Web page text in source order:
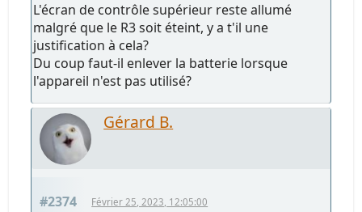
L'écran de contrôle supérieur reste allumé
malgré que le R3 soit éteint, y a t'il une
justification à cela?
Du coup faut-il enlever la batterie lorsque
l'appareil n'est pas utilisé?
Gérard B.
#2374 Février 25, 2023, 12:05:00